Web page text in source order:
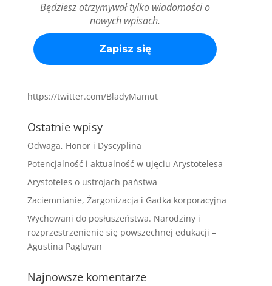
Będziesz otrzymywał tylko wiadomości o
nowych wpisach.
https://twitter.com/BladyMamut
Ostatnie wpisy
Odwaga, Honor i Dyscyplina
Potencjalność i aktualność w ujęciu Arystotelesa
Arystoteles o ustrojach państwa
Zaciemnianie, Żargonizacja i Gadka korporacyjna
Wychowani do posłuszeństwa. Narodziny i
rozprzestrzenienie się powszechnej edukacji –
Agustina Paglayan
Najnowsze komentarze